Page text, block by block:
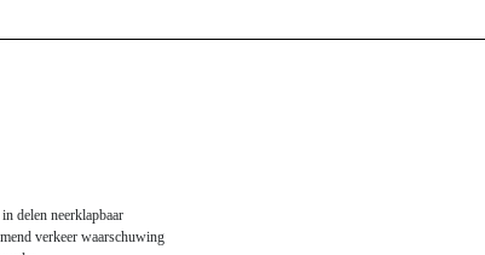
delen neerklapbaar
verkeer waarschuwing